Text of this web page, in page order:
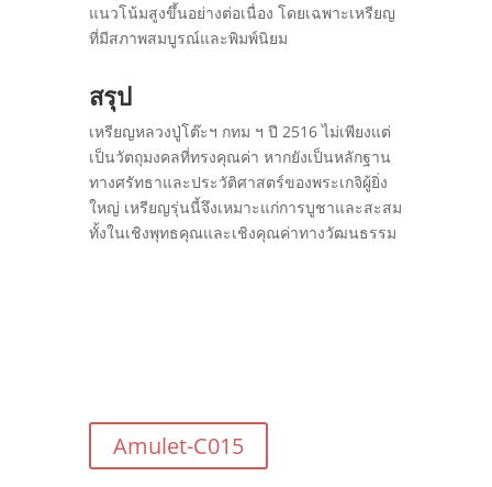
แนวโน้มสูงขึ้นอย่างต่อเนื่อง โดยเฉพาะเหรียญ
ที่มีสภาพสมบูรณ์และพิมพ์นิยม
สรุป
เหรียญหลวงปู่โต๊ะฯ กทม ฯ ปี 2516 ไม่เพียงแต่
เป็นวัตถุมงคลที่ทรงคุณค่า หากยังเป็นหลักฐาน
ทางศรัทธาและประวัติศาสตร์ของพระเกจิผู้ยิ่ง
ใหญ่ เหรียญรุ่นนี้จึงเหมาะแก่การบูชาและสะสม
ทั้งในเชิงพุทธคุณและเชิงคุณค่าทางวัฒนธรรม
Amulet-C015